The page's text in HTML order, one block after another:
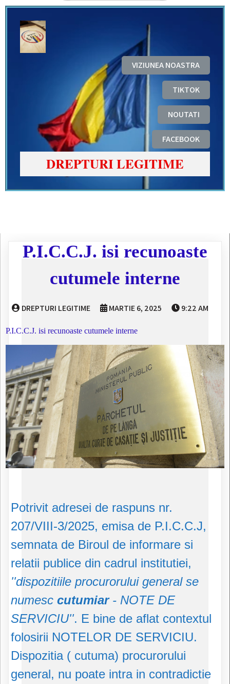
VIZIUNEA NOASTRA
TIKTOK
NOUTATI
FACEBOOK
DREPTURI LEGITIME
P.I.C.C.J. isi recunoaste
cutumele interne
DREPTURI LEGITIME MARTIE 6, 2025 9:22 AM
P.I.C.C.J. isi recunoaste cutumele interne
Potrivit adresei de raspuns nr.
207/VIII-3/2025, emisa de P.I.C.C.J,
semnata de Biroul de informare si
relatii publice din cadrul institutiei,
''dispozitiile procurorului general se
numesc cutumiar - NOTE DE
SERVICIU''. E bine de aflat contextul
folosirii NOTELOR DE SERVICIU.
Dispozitia ( cutuma) procurorului
general, nu poate intra in contradictie